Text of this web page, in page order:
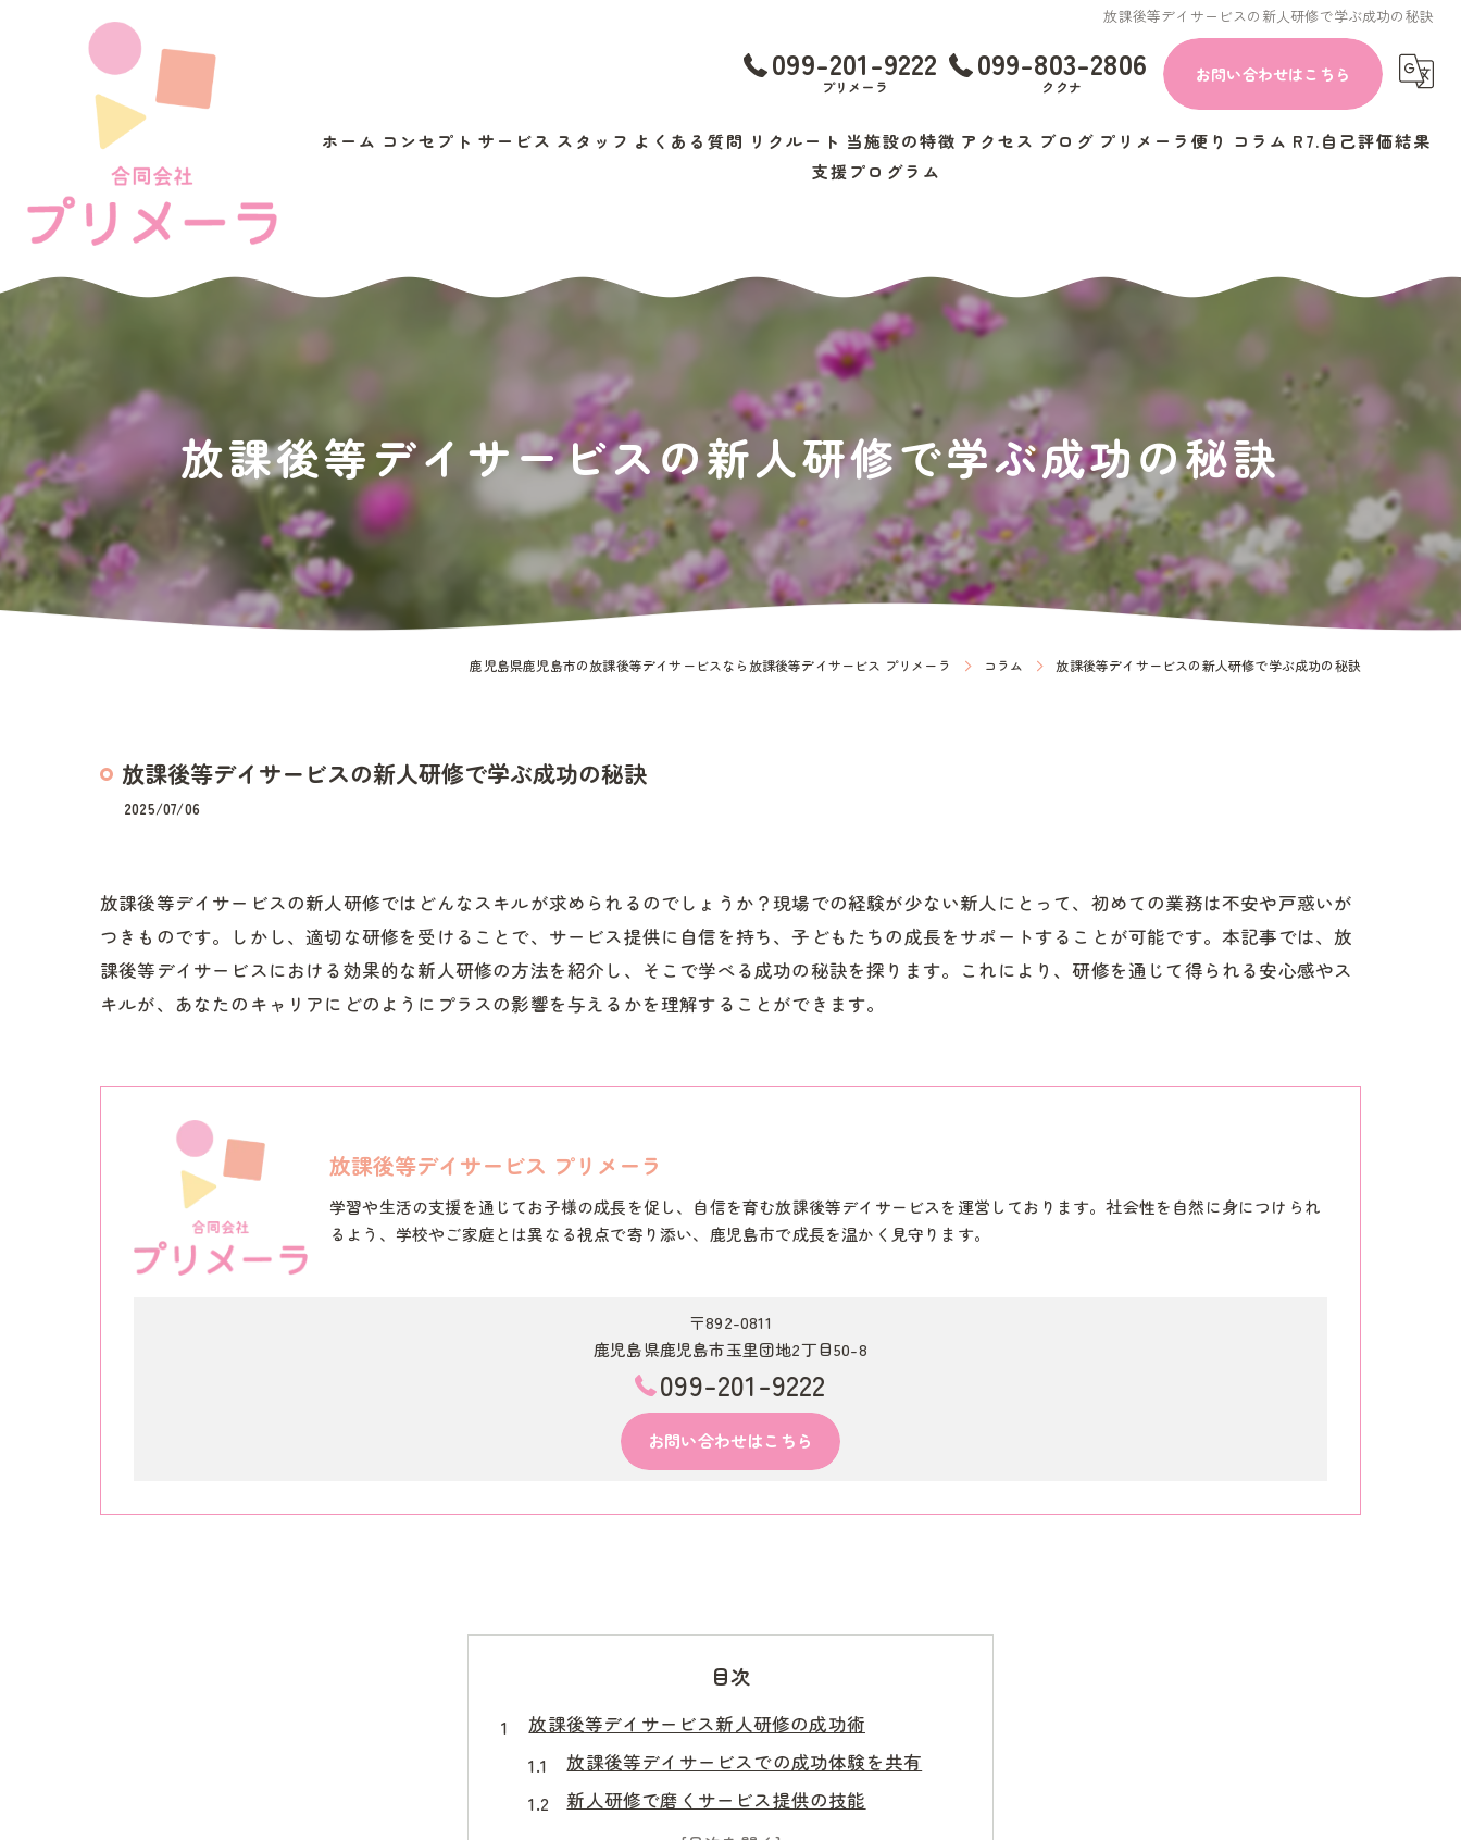
放課後等デイサービスの新人研修で学ぶ成功の秘訣
099-201-9222
プリメーラ
099-803-2806
ククナ
お問い合わせはこちら
ホーム コンセプト サービス スタッフ よくある質問 リクルート 当施設の特徴
小学生
ADHD
アクセス ブログ プリメーラ便り コラム R7.自己評価結果
支援プログラム
放課後等デイサービスの新人研修で学ぶ成功の秘訣
鹿児島県鹿児島市の放課後等デイサービスなら放課後等デイサービス プリメーラ コラム 放課後等デイサービスの新人研修で学ぶ成功の秘訣
放課後等デイサービスの新人研修で学ぶ成功の秘訣
2025/07/06
放課後等デイサービスの新人研修ではどんなスキルが求められるのでしょうか？現場での経験が少ない新人にとって、初めての業務は不安や戸惑いが
つきものです。しかし、適切な研修を受けることで、サービス提供に自信を持ち、子どもたちの成長をサポートすることが可能です。本記事では、放
課後等デイサービスにおける効果的な新人研修の方法を紹介し、そこで学べる成功の秘訣を探ります。これにより、研修を通じて得られる安心感やス
キルが、あなたのキャリアにどのようにプラスの影響を与えるかを理解することができます。
放課後等デイサービス プリメーラ
学習や生活の支援を通じてお子様の成長を促し、自信を育む放課後等デイサービスを運営しております。社会性を自然に身につけられ
るよう、学校やご家庭とは異なる視点で寄り添い、鹿児島市で成長を温かく見守ります。
〒892-0811
鹿児島県鹿児島市玉里団地2丁目50-8
099-201-9222
お問い合わせはこちら
目次
放課後等デイサービス新人研修の成功術
放課後等デイサービスでの成功体験を共有
新人研修で磨くサービス提供の技能